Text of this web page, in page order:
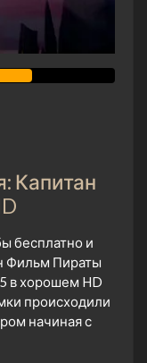
Капитан
бесплатно и
Фильм Пираты
в хорошем HD
происходили
начиная с